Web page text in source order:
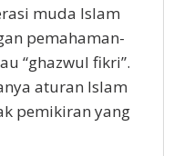
muda Islam
pemahaman-
“ghazwul fikri”.
aturan Islam
pemikiran yang